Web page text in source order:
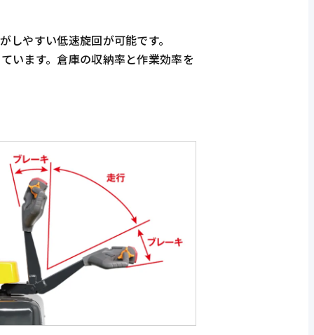
しやすい低速旋回が可能です。
います。倉庫の収納率と作業効率を